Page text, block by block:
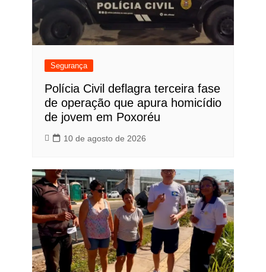
Segurança
Polícia Civil deflagra terceira fase
de operação que apura homicídio
de jovem em Poxoréu
10 de agosto de 2026